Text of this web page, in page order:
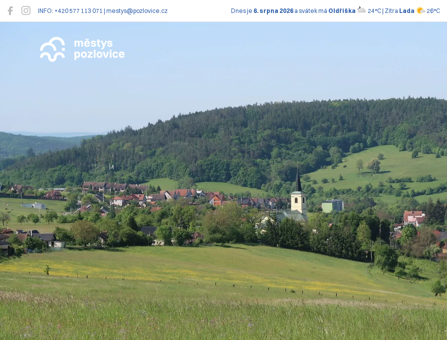
INFO: +420 577 113 071 | mestys@pozlovice.cz Dnes je 6. srpna 2026a svátek má Oldřiška 24°C | Zítra Lada 26°C
Pozlovice